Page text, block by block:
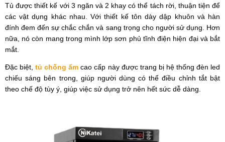
Tủ được thiết kế với 3 ngăn và 2 khay có thể tách rời, thuận tiện để
các vật dụng khác nhau. Với thiết kế tôn dày dập khuôn và hàn
đính đem đến sự chắc chắn và sang trọng cho người sử dụng. Hơn
nữa, nó còn mang trong mình lớp sơn phủ tĩnh điện hiện đại và bắt
mắt.
Đặc biệt,tủ chống ẩm cao cấp này được trang bị hệ thống đèn led
chiếu sáng bên trong, giúp người dùng có thể điều chỉnh tắt bật
theo chế độ tùy ý, giúp việc sử dụng trở nên hết sức dễ dàng.